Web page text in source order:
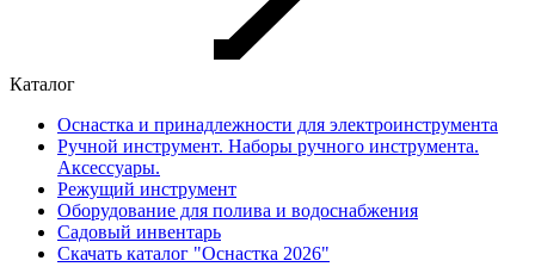
Каталог
Оснастка и принадлежности для электроинструмента
Ручной инструмент. Наборы ручного инструмента.
Аксессуары.
Режущий инструмент
Оборудование для полива и водоснабжения
Садовый инвентарь
Скачать каталог "Оснастка 2026"